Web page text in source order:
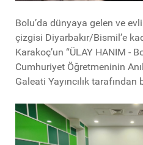
Bolu’da dünyaya gelen ve
çizgisi Diyarbakır/Bismil’e
Karakoç’un “ÜLAY HANIM -
Cumhuriyet Öğretmeninin
Galeati Yayıncılık tarafından